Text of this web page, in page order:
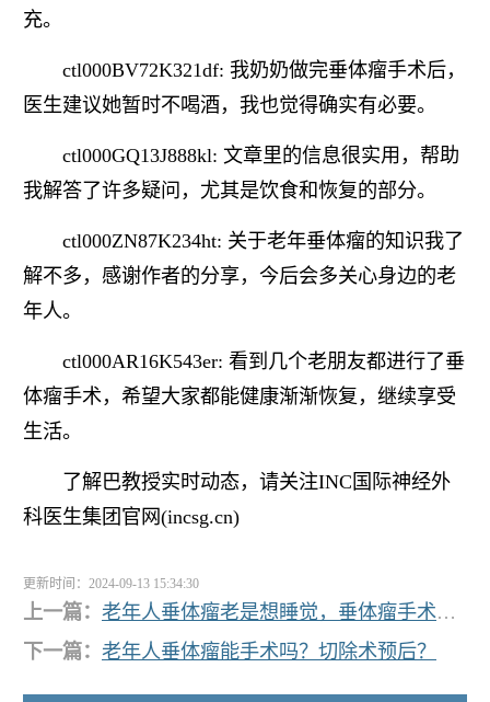
充。
ctl000BV72K321df: 我奶奶做完垂体瘤手术后，
医生建议她暂时不喝酒，我也觉得确实有必要。
ctl000GQ13J888kl: 文章里的信息很实用，帮助
我解答了许多疑问，尤其是饮食和恢复的部分。
ctl000ZN87K234ht: 关于老年垂体瘤的知识我了
解不多，感谢作者的分享，今后会多关心身边的老
年人。
ctl000AR16K543er: 看到几个老朋友都进行了垂
体瘤手术，希望大家都能健康渐渐恢复，继续享受
生活。
了解巴教授实时动态，请关注INC国际神经外
科医生集团官网(incsg.cn)
更新时间：2024-09-13 15:34:30
上一篇： 老年人垂体瘤老是想睡觉，垂体瘤手术后为什么疼痛？
下一篇： 老年人垂体瘤能手术吗？切除术预后？